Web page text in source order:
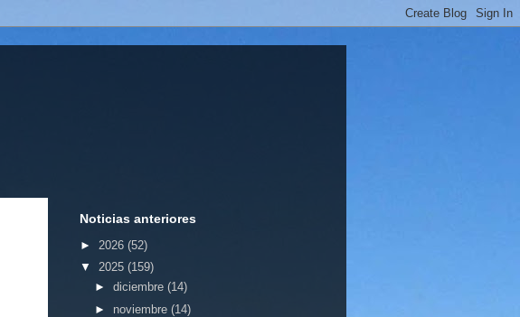
Noticias anteriores
► 2026 (52)
▼ 2025 (159)
► diciembre (14)
► noviembre (14)